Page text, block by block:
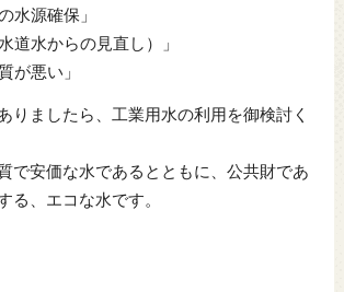
水源確保」
道水からの見直し）」
が悪い」
りましたら、工業用水の利用を御検討く
で安価な水であるとともに、公共財であ
る、エコな水です。